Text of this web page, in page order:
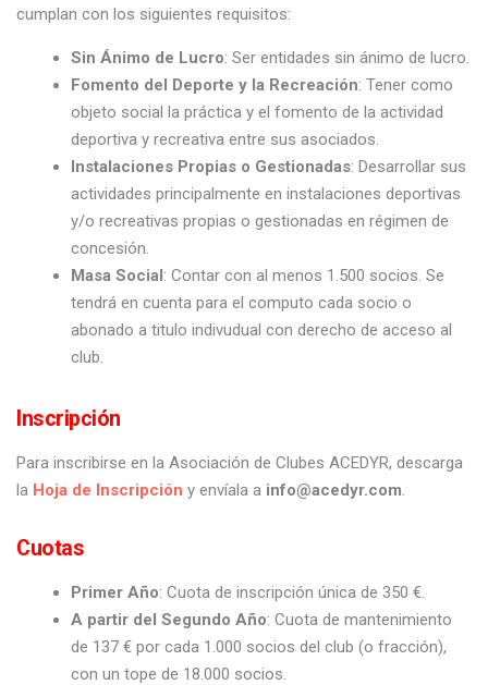
cumplan con los siguientes requisitos:
Sin Ánimo de Lucro: Ser entidades sin ánimo de lucro.
Fomento del Deporte y la Recreación: Tener como
objeto social la práctica y el fomento de la actividad
deportiva y recreativa entre sus asociados.
Instalaciones Propias o Gestionadas: Desarrollar sus
actividades principalmente en instalaciones deportivas
y/o recreativas propias o gestionadas en régimen de
concesión.
Masa Social: Contar con al menos 1.500 socios. Se
tendrá en cuenta para el computo cada socio o
abonado a titulo indivudual con derecho de acceso al
club.
Inscripción
Para inscribirse en la Asociación de Clubes ACEDYR, descarga
la Hoja de Inscripción y envíala a info@acedyr.com.
Cuotas
Primer Año: Cuota de inscripción única de 350 €.
A partir del Segundo Año: Cuota de mantenimiento
de 137 € por cada 1.000 socios del club (o fracción),
con un tope de 18.000 socios.